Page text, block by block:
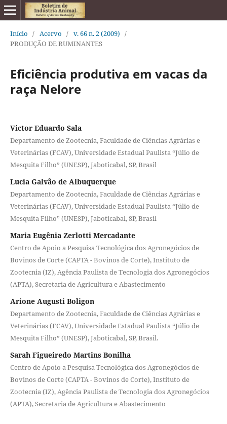
Início / Acervo / v. 66 n. 2 (2009) /
PRODUÇÃO DE RUMINANTES
Eficiência produtiva em vacas da
raça Nelore
Victor Eduardo Sala
Departamento de Zootecnia, Faculdade de Ciências Agrárias e
Veterinárias (FCAV), Universidade Estadual Paulista “Júlio de
Mesquita Filho” (UNESP), Jaboticabal, SP, Brasil
Lucia Galvão de Albuquerque
Departamento de Zootecnia, Faculdade de Ciências Agrárias e
Veterinárias (FCAV), Universidade Estadual Paulista “Júlio de
Mesquita Filho” (UNESP), Jaboticabal, SP, Brasil
Maria Eugênia Zerlotti Mercadante
Centro de Apoio a Pesquisa Tecnológica dos Agronegócios de
Bovinos de Corte (CAPTA - Bovinos de Corte), Instituto de
Zootecnia (IZ), Agência Paulista de Tecnologia dos Agronegócios
(APTA), Secretaria de Agricultura e Abastecimento
Arione Augusti Boligon
Departamento de Zootecnia, Faculdade de Ciências Agrárias e
Veterinárias (FCAV), Universidade Estadual Paulista “Júlio de
Mesquita Filho” (UNESP), Jaboticabal, SP, Brasil.
Sarah Figueiredo Martins Bonilha
Centro de Apoio a Pesquisa Tecnológica dos Agronegócios de
Bovinos de Corte (CAPTA - Bovinos de Corte), Instituto de
Zootecnia (IZ), Agência Paulista de Tecnologia dos Agronegócios
(APTA), Secretaria de Agricultura e Abastecimento